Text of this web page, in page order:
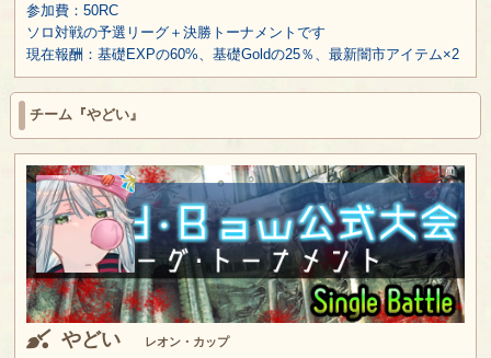
参加費：50RC
ソロ対戦の予選リーグ＋決勝トーナメントです
現在報酬：基礎EXPの60%、基礎Goldの25％、最新闇市アイテム×2
チーム『やどい』
やどい レオン・カップ